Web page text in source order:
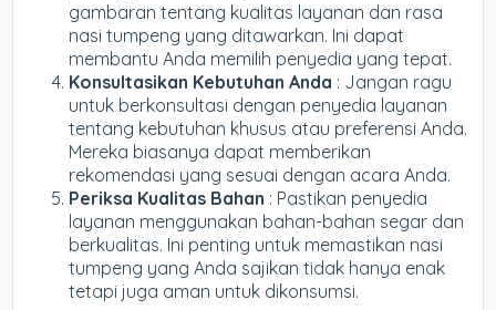
gambaran tentang kualitas layanan dan rasa
nasi tumpeng yang ditawarkan. Ini dapat
membantu Anda memilih penyedia yang tepat.
Konsultasikan Kebutuhan Anda : Jangan ragu
untuk berkonsultasi dengan penyedia layanan
tentang kebutuhan khusus atau preferensi Anda.
Mereka biasanya dapat memberikan
rekomendasi yang sesuai dengan acara Anda.
Periksa Kualitas Bahan : Pastikan penyedia
layanan menggunakan bahan-bahan segar dan
berkualitas. Ini penting untuk memastikan nasi
tumpeng yang Anda sajikan tidak hanya enak
tetapi juga aman untuk dikonsumsi.